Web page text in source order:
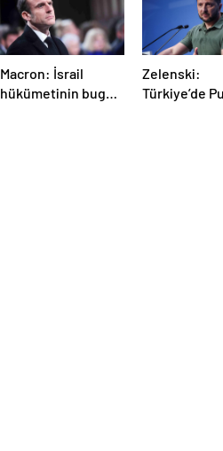
Macron: İsrail
hükümetinin bugün
Zelenski:
Türkiye’de